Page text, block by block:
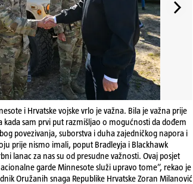
i Hrvatske vojske vrlo je važna. Bila je važna prije
kada sam prvi put razmišljao o mogućnosti da dođem
povezivanja, suborstva i duha zajedničkog napora i
prije nismo imali, poput Bradleyja i Blackhawk
lanac za nas su od presudne važnosti. Ovaj posjet
garde Minnesote služi upravo tome”, rekao je
Oružanih snaga Republike Hrvatske Zoran Milanović